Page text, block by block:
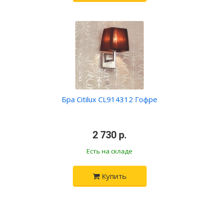
Бра Citilux CL914312 Гофре
2 730 р.
Есть на складе
Купить